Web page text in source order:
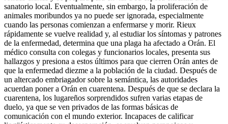
sanatorio local. Eventualmente, sin embargo, la proliferación de
animales moribundos ya no puede ser ignorada, especialmente
cuando las personas comienzan a enfermarse y morir. Rieux
rápidamente se vuelve realidad y, al estudiar los síntomas y patrones
de la enfermedad, determina que una plaga ha afectado a Orán. El
médico consulta con colegas y funcionarios locales, presenta sus
hallazgos y presiona a estos últimos para que cierren Orán antes de
que la enfermedad diezme a la población de la ciudad. Después de
un altercado embriagador sobre la semántica, las autoridades
acuerdan poner a Orán en cuarentena. Después de que se declara la
cuarentena, los lugareños sorprendidos sufren varias etapas de
duelo, ya que se ven privados de las formas básicas de
comunicación con el mundo exterior. Incapaces de calificar